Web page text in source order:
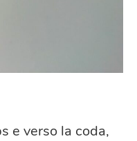
e verso la coda,